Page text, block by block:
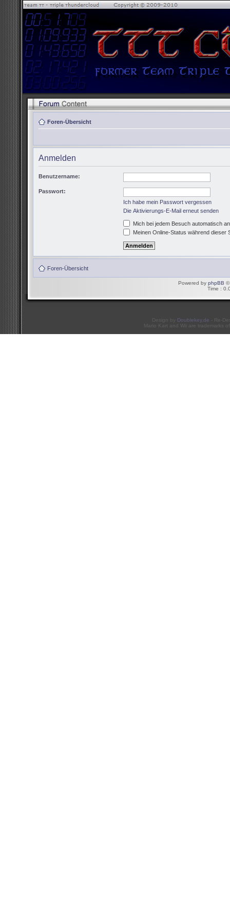
Foren-Übersicht
Anmelden
Benutzername:
Passwort:
Ich habe mein Passwort vergessen
Die Aktivierungs-E-Mail erneut senden
Mich bei jedem Besuch automatisch
Meinen Online-Status während dieser
Foren-Übersicht
Powered by phpBB ©
Time :
Design by Doublekey.de - Re-
Mario Kart and Wii are trademarks